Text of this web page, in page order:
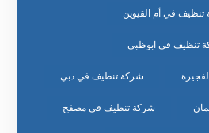
في أم القيوين
تنظيف في ابوظبي
شركة تنظيف في دبي
شركة تنظيف في مصفح